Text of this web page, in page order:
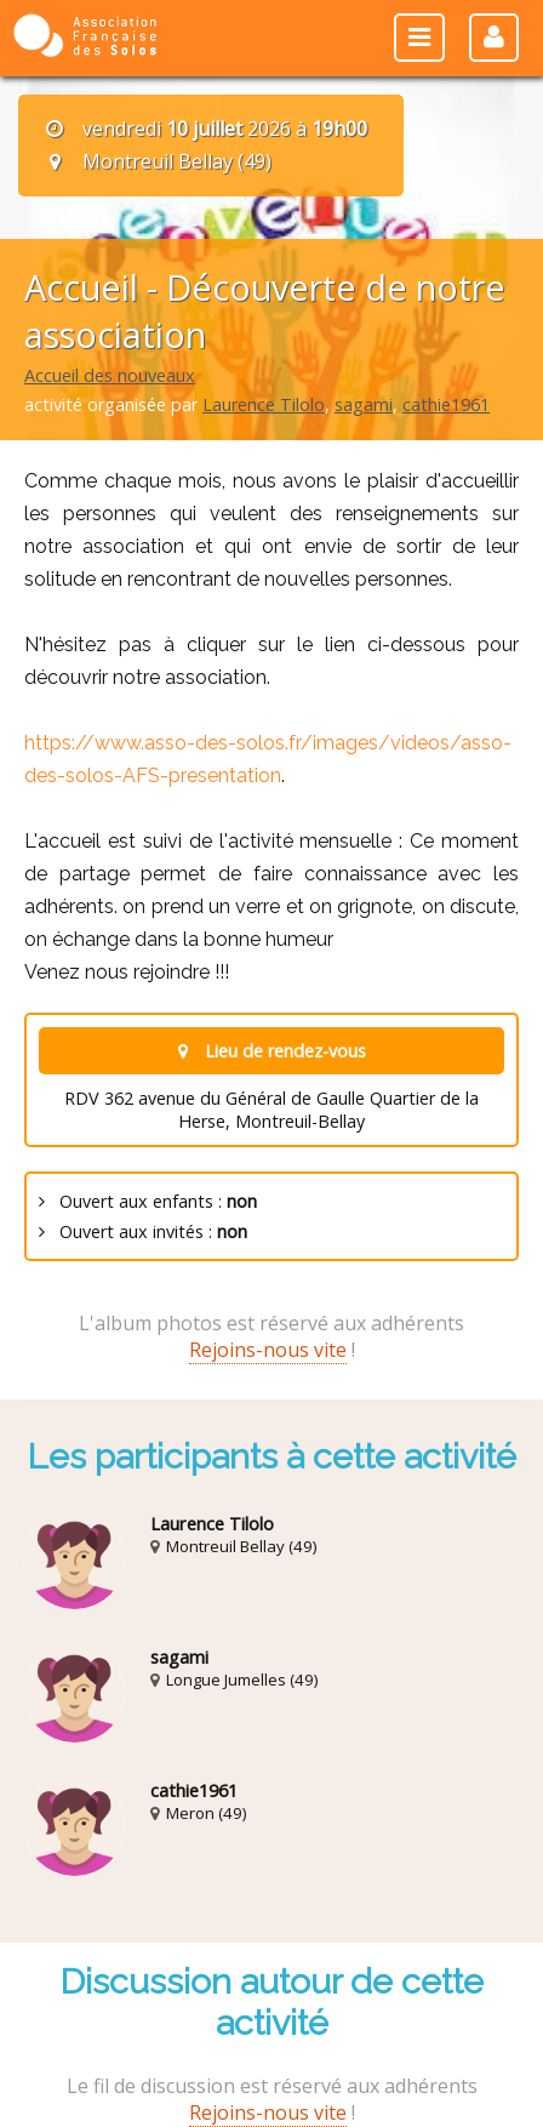
vendredi 10 juillet2026 à 19h00
Montreuil Bellay (49)
Accueil - Découverte de notre
association
Accueil des nouveaux
activité organisée par Laurence Tilolo,sagami, cathie1961
Comme chaque mois, nous avons le plaisir d'accueillir
les personnes qui veulent des renseignements sur
notre association et qui ont envie de sortir de leur
solitude en rencontrant de nouvelles personnes.
N'hésitez pas à cliquer sur le lien ci-dessous pour
découvrir notre association.
https://www.asso-des-solos.fr/images/videos/asso-
des-solos-AFS-presentation.
L'accueil est suivi de l'activité mensuelle : Ce moment
de partage permet de faire connaissance avec les
adhérents. on prend un verre et on grignote, on discute,
on échange dans la bonne humeur
Venez nous rejoindre !!!
Lieu de rendez-vous
RDV 362 avenue du Général de Gaulle Quartier de la
Herse, Montreuil-Bellay
Ouvert aux enfants : non
Ouvert aux invités : non
L'album photos est réservé aux adhérents
Rejoins-nous vite !
Les participants à cette activité
Laurence Tilolo
Montreuil Bellay (49)
sagami
Longue Jumelles (49)
cathie1961
Meron (49)
Discussion autour de cette
activité
Le fil de discussion est réservé aux adhérents
Rejoins-nous vite !